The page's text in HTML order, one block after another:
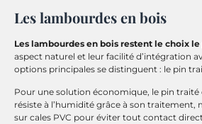
Les lambourdes en bois
Les lambourdes en bois restent le choix
aspect naturel et leur facilité d’intégration
options principales se distinguent : le pin
Pour une solution économique, le pin traité
résiste à l’humidité grâce à son traitement,
sur cales PVC pour éviter tout contact